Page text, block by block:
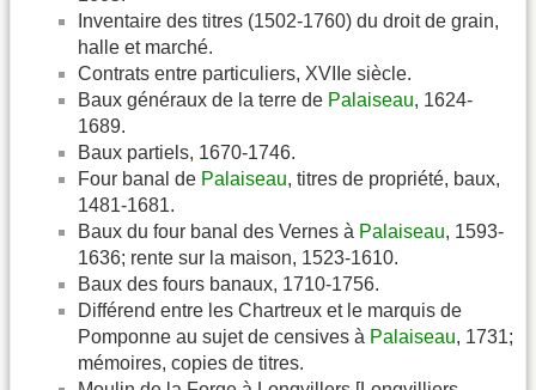
Inventaire des titres (1502-1760) du droit de grain,
halle et marché.
Contrats entre particuliers, XVIIe siècle.
Baux généraux de la terre de Palaiseau, 1624-
1689.
Baux partiels, 1670-1746.
Four banal de Palaiseau, titres de propriété, baux,
1481-1681.
Baux du four banal des Vernes à Palaiseau, 1593-
1636; rente sur la maison, 1523-1610.
Baux des fours banaux, 1710-1756.
Différend entre les Chartreux et le marquis de
Pomponne au sujet de censives à Palaiseau, 1731;
mémoires, copies de titres.